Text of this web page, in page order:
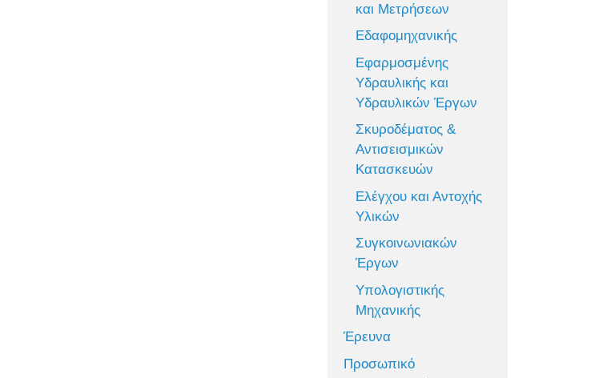
και Μετρήσεων
Εδαφομηχανικής
Εφαρμοσμένης
Υδραυλικής και
Υδραυλικών Έργων
Σκυροδέματος &
Αντισεισμικών
Κατασκευών
Ελέγχου και Αντοχής
Υλικών
Συγκοινωνιακών
Έργων
Υπολογιστικής
Μηχανικής
Έρευνα
Προσωπικό